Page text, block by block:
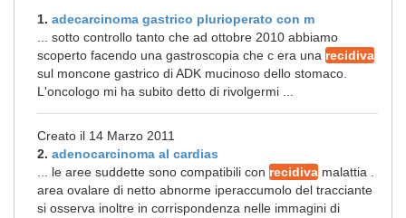
1. adecarcinoma gastrico plurioperato con m
... sotto controllo tanto che ad ottobre 2010 abbiamo
scoperto facendo una gastroscopia che c era una recidiva
sul moncone gastrico di ADK mucinoso dello stomaco.
L'oncologo mi ha subito detto di rivolgermi ...
Creato il 14 Marzo 2011
2. adenocarcinoma al cardias
... le aree suddette sono compatibili con recidiva malattia .
area ovalare di netto abnorme iperaccumolo del tracciante
si osserva inoltre in corrispondenza nelle immagini di